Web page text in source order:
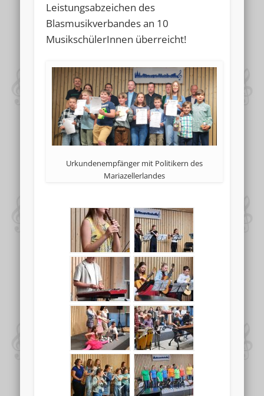
Leistungsabzeichen des
Blasmusikverbandes an 10
MusikschülerInnen überreicht!
Urkundenempfänger mit Politikern des
Mariazellerlandes